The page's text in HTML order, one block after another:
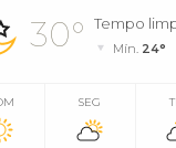
30° Tempo
Mín. 24°
SEG